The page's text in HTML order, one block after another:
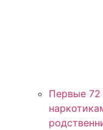
Первые 72